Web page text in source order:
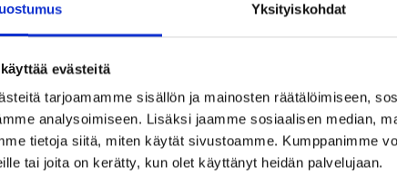
Yksityiskohdat
evästeitä
tarjoamamme sisällön ja mainosten räätälöimiseen,
analysoimiseen. Lisäksi jaamme sosiaalisen median,
tietoja siitä, miten käytät sivustoamme. Kumppanimme
tai joita on kerätty, kun olet käyttänyt heidän palvelujaan.
3295
Etanolikamiina, 1,35
kW
Tuotetta on
varastossa
25 tavaratalossa